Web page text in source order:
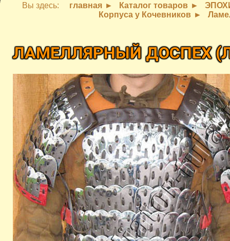
Вы здесь: главная Каталог товаров
Корпуса у Кочевников
ЛАМЕЛЛЯРНЫЙ ДОСПЕХ